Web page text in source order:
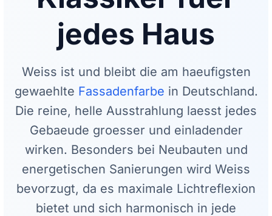
jedes Haus
Weiss ist und bleibt die am haeufigsten
gewaehlte Fassadenfarbe in Deutschland.
Die reine, helle Ausstrahlung laesst jedes
Gebaeude groesser und einladender
wirken. Besonders bei Neubauten und
energetischen Sanierungen wird Weiss
bevorzugt, da es maximale Lichtreflexion
bietet und sich harmonisch in jede